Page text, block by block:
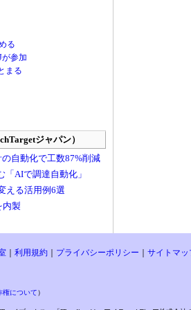
る
参加
まる
利用規約 プライバシーポリシー サイトマッ
権について）